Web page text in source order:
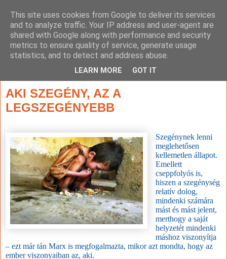
AKI SZEGÉNY, AZ A
LEGSZEGÉNYEBB
Szegénynek lenni
meglehetősen
kellemetlen állapot.
Emellett
cseppfolyós is,
hiszen a szegénység
relatív dolog,
mindenki számára
mást és mást jelent,
merthogy a saját
helyzetét mindenki
máshoz viszonyítja
– ezt már tán Marx is megfogalmazta, mikor azt mondta, hogy az
ember viszonyaiban az, aki.
This site uses cookies from Google to deliver its services
and to analyze traffic. Your IP address and user-agent are
shared with Google along with performance and security
metrics to ensure quality of service, generate usage
statistics, and to detect and address abuse.
LEARN MORE GOT IT